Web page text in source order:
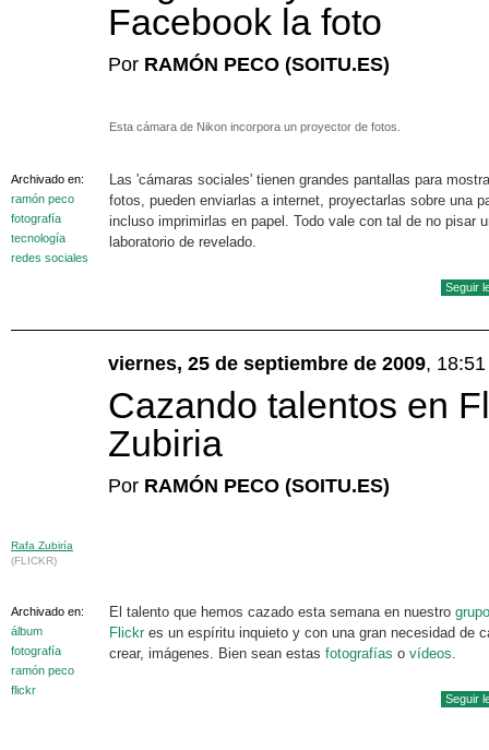
Facebook la foto
Por RAMÓN PECO (SOITU.ES)
Esta cámara de Nikon incorpora un proyector de fotos.
Archivado en:
ramón peco
fotografía
tecnología
redes sociales
Las 'cámaras sociales' tienen grandes pantallas para
fotos, pueden enviarlas a internet, proyectarlas sobre una
incluso imprimirlas en papel. Todo vale con tal de no pisar
laboratorio de revelado.
Seguir
viernes, 25 de septiembre de 2009,
Cazando talentos en
Zubiria
Por RAMÓN PECO (SOITU.ES)
Rafa Zubiría
(FLICKR)
Archivado en:
álbum
fotografía
ramón peco
flickr
El talento que hemos cazado esta semana en nuestro
Flickres un espíritu inquieto y con una gran necesidad de
crear, imágenes. Bien sean estas fotografías o vídeos.
Seguir